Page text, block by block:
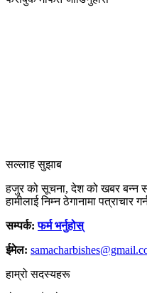
सल्लाह सुझाब
हजुर को सूचना, देश को खबर
हामीलाई निम्न ठेगानामा पत्राचार
सम्पर्क:फर्म भर्नुहोस्
ईमेल:
हाम्रो सदस्यहरू